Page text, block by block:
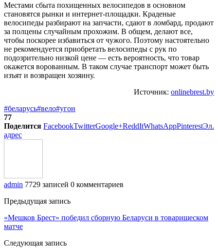
Местами сбыта похищенных велосипедов в основном
становятся рынки и интернет-площадки. Краденые
велосипеды разбирают на запчасти, сдают в ломбард, продают
за полцены случайным прохожим. В общем, делают все,
чтобы поскорее избавиться от чужого. Поэтому настоятельно
не рекомендуется приобретать велосипеды с рук по
подозрительно низкой цене — есть вероятность, что товар
окажется ворованным. В таком случае транспорт может быть
изъят и возвращен хозяину.
Источник: onlinebrest.by
#беларусь#вело#угон
77
Поделится FacebookTwitterGoogle+ReddItWhatsAppPinterestЭл.
адрес
admin 7729 записей 0 комментариев
Предыдущая запись
«Мешков Брест» победил сборную Беларуси в товарищеском
матче
Следующая запись